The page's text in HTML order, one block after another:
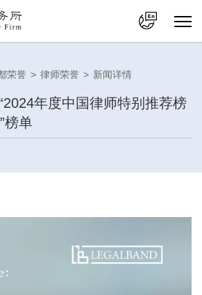
荣誉 > 律师荣誉 > 新闻详情
年度中国律师特别推荐榜
榜单